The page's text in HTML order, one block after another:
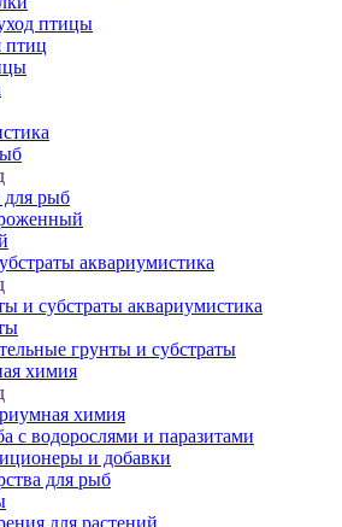
птицы
птиц
рыб
аквариумистика
и субстраты аквариумистика
грунты и субстраты
химия
химия
с водорослями и паразитами
и добавки
для рыб
для растений